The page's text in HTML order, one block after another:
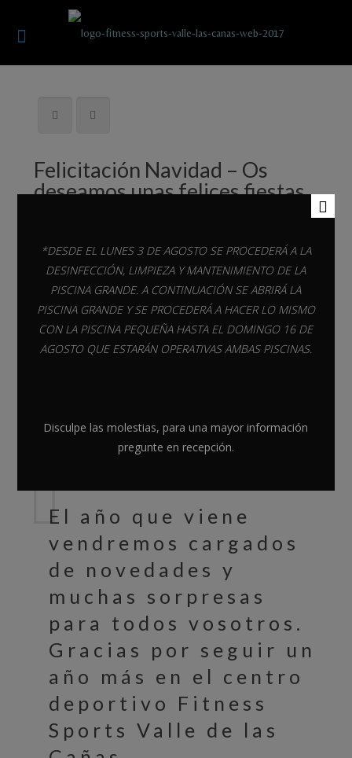
Felicitación Navidad – Os
deseamos unas felices fiestas
El equipo entero de
Fitness Sports Valle de
Navidad y un próspero
El año que viene
vendremos cargados
de novedades y
muchas sorpresas
para todos vosotros.
Gracias por seguir un
año más en el centro
deportivo Fitness
Sports Valle de las
*DESDE EL LUNES 3 DE AGOSTO SE PROCEDERÁ A LA
DESINFECCIÓN, LIMPIEZA Y MANTENIMIENTO DE LA
PISCINA GRANDE. A CONTINUACIÓN SE ABRIRÁ LA
PISCINA GRANDE Y SE PROCEDERÁ A HACER LO MISMO
CON LA PISCINA PEQUEÑA HASTA EL DOMINGO 16 DE
AGOSTO QUE ESTARÁN OPERATIVAS AMBAS PISCINAS.
Disculpe las molestias, para una mayor información
pregunte en recepción.